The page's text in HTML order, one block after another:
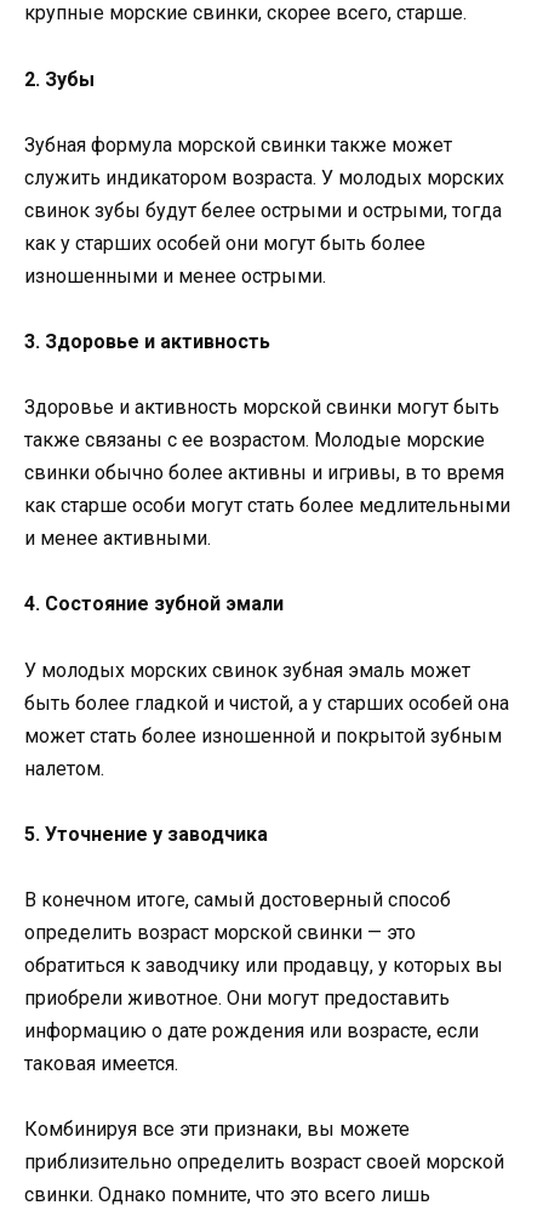
крупные морские свинки, скорее всего, старше.
2. Зубы
Зубная формула морской свинки также может
служить индикатором возраста. У молодых морских
свинок зубы будут белее острыми и острыми, тогда
как у старших особей они могут быть более
изношенными и менее острыми.
3. Здоровье и активность
Здоровье и активность морской свинки могут быть
также связаны с ее возрастом. Молодые морские
свинки обычно более активны и игривы, в то время
как старше особи могут стать более медлительными
и менее активными.
4. Состояние зубной эмали
У молодых морских свинок зубная эмаль может
быть более гладкой и чистой, а у старших особей она
может стать более изношенной и покрытой зубным
налетом.
5. Уточнение у заводчика
В конечном итоге, самый достоверный способ
определить возраст морской свинки — это
обратиться к заводчику или продавцу, у которых вы
приобрели животное. Они могут предоставить
информацию о дате рождения или возрасте, если
таковая имеется.
Комбинируя все эти признаки, вы можете
приблизительно определить возраст своей морской
свинки. Однако помните, что это всего лишь